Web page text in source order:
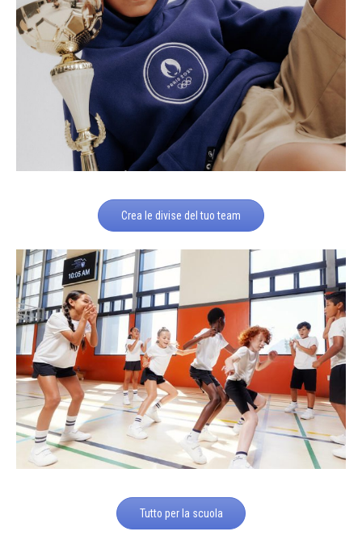
Crea le divise del tuo team
Tutto per la scuola